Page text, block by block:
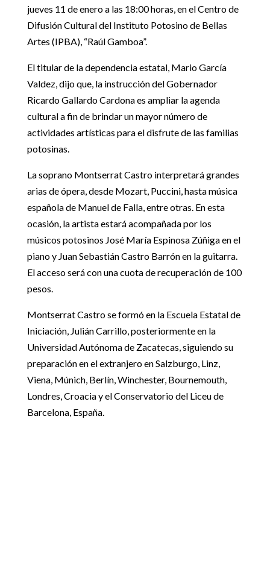
jueves 11 de enero a las 18:00 horas, en el Centro de
Difusión Cultural del Instituto Potosino de Bellas
Artes (IPBA), “Raúl Gamboa”.
El titular de la dependencia estatal, Mario García
Valdez, dijo que, la instrucción del Gobernador
Ricardo Gallardo Cardona es ampliar la agenda
cultural a fin de brindar un mayor número de
actividades artísticas para el disfrute de las familias
potosinas.
La soprano Montserrat Castro interpretará grandes
arias de ópera, desde Mozart, Puccini, hasta música
española de Manuel de Falla, entre otras. En esta
ocasión, la artista estará acompañada por los
músicos potosinos José María Espinosa Zúñiga en el
piano y Juan Sebastián Castro Barrón en la guitarra.
El acceso será con una cuota de recuperación de 100
pesos.
Montserrat Castro se formó en la Escuela Estatal de
Iniciación, Julián Carrillo, posteriormente en la
Universidad Autónoma de Zacatecas, siguiendo su
preparación en el extranjero en Salzburgo, Linz,
Viena, Múnich, Berlín, Winchester, Bournemouth,
Londres, Croacia y el Conservatorio del Liceu de
Barcelona, España.